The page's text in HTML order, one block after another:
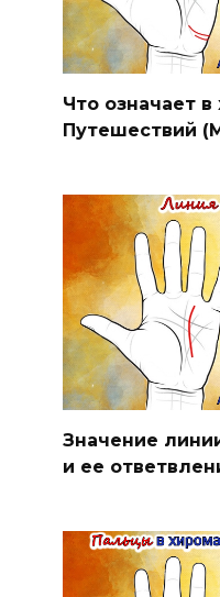
Что означает
Путешествий
Значение
и ее